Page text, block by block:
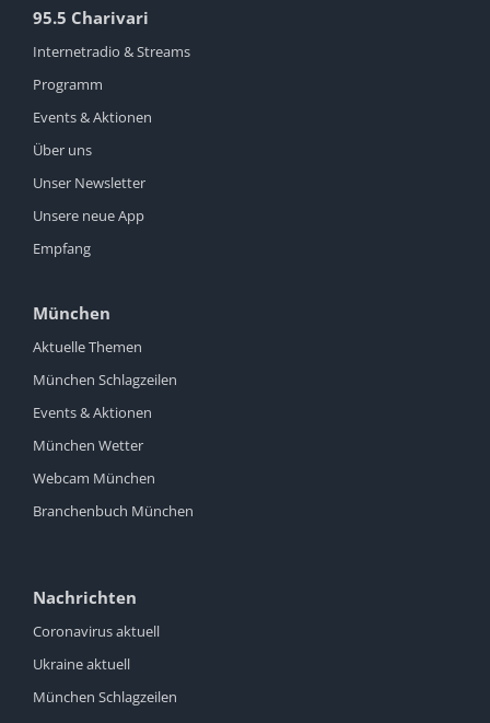
95.5 Charivari
Internetradio & Streams
Programm
Events & Aktionen
Über uns
Unser Newsletter
Unsere neue App
Empfang
München
Aktuelle Themen
München Schlagzeilen
Events & Aktionen
München Wetter
Webcam München
Branchenbuch München
Nachrichten
Coronavirus aktuell
Ukraine aktuell
München Schlagzeilen